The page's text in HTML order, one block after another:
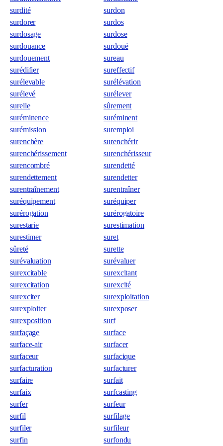
surdité
surdon
surdorer
surdos
surdosage
surdose
surdouance
surdoué
surdouement
sureau
surédifier
sureffectif
surélevable
surélévation
surélevé
surélever
surelle
sûrement
suréminence
suréminent
surémission
suremploi
surenchère
surenchérir
surenchérissement
surenchérisseur
surencombré
surendetté
surendettement
surendetter
surentraînement
surentraîner
suréquipement
suréquiper
surérogation
surérogatoire
surestarie
surestimation
surestimer
suret
sûreté
surette
surévaluation
surévaluer
surexcitable
surexcitant
surexcitation
surexcité
surexciter
surexploitation
surexploiter
surexposer
surexposition
surf
surfaçage
surface
surface-air
surfacer
surfaceur
surfacique
surfacturation
surfacturer
surfaire
surfait
surfaix
surfcasting
surfer
surfeur
surfil
surfilage
surfiler
surfileur
surfin
surfondu